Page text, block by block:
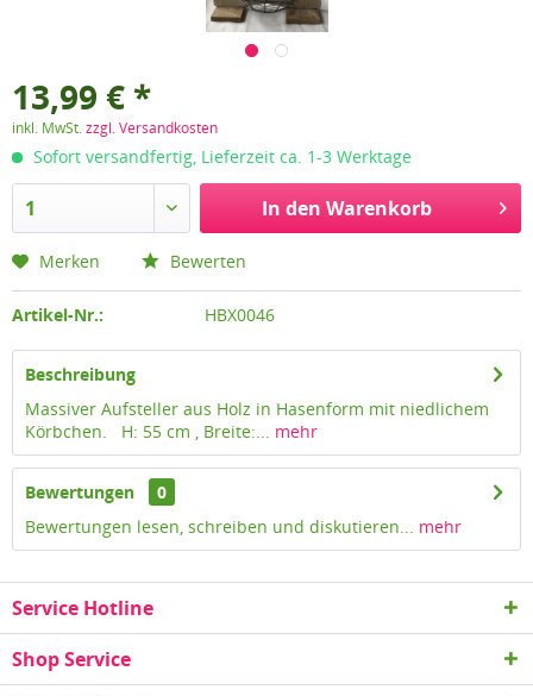
13,99 € *
inkl. MwSt.zzgl. Versandkosten
Sofort versandfertig, Lieferzeit ca. 1-3 Werktage
In den Warenkorb
Merken Bewerten
Artikel-Nr.: HBX0046
Beschreibung
Massiver Aufsteller aus Holz in Hasenform mit niedlichem
Körbchen. H: 55 cm , Breite:... mehr
Bewertungen
0
Bewertungen lesen, schreiben und diskutieren... mehr
Service Hotline
Shop Service